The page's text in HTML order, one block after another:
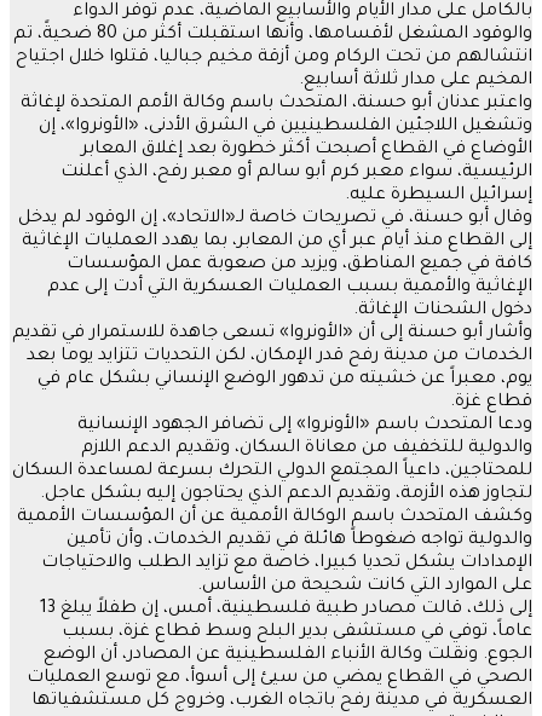
بالكامل على مدار الأيام والأسابيع الماضية، عدم توفر الدواء
والوقود المشغل لأقسامها، وأنها استقبلت أكثر من 80 ضحيةً، تم
انتشالهم من تحت الركام ومن أزقة مخيم جباليا، قتلوا خلال اجتياح
المخيم على مدار ثلاثة أسابيع.
واعتبر عدنان أبو حسنة، المتحدث باسم وكالة الأمم المتحدة لإغاثة
وتشغيل اللاجئين الفلسطينيين في الشرق الأدنى، «الأونروا»، إن
الأوضاع في القطاع أصبحت أكثر خطورة بعد إغلاق المعابر
الرئيسية، سواء معبر كرم أبو سالم أو معبر رفح، الذي أعلنت
إسرائيل السيطرة عليه.
وقال أبو حسنة، في تصريحات خاصة لـ«الاتحاد»، إن الوقود لم يدخل
إلى القطاع منذ أيام عبر أي من المعابر، بما يهدد العمليات الإغاثية
كافة في جميع المناطق، ويزيد من صعوبة عمل المؤسسات
الإغاثية والأممية بسبب العمليات العسكرية التي أدت إلى عدم
دخول الشحنات الإغاثة.
وأشار أبو حسنة إلى أن «الأونروا» تسعى جاهدة للاستمرار في تقديم
الخدمات من مدينة رفح قدر الإمكان، لكن التحديات تتزايد يوما بعد
يوم، معبراً عن خشيته من تدهور الوضع الإنساني بشكل عام في
قطاع غزة.
ودعا المتحدث باسم «الأونروا» إلى تضافر الجهود الإنسانية
والدولية للتخفيف من معاناة السكان، وتقديم الدعم اللازم
للمحتاجين، داعياً المجتمع الدولي التحرك بسرعة لمساعدة السكان
لتجاوز هذه الأزمة، وتقديم الدعم الذي يحتاجون إليه بشكل عاجل.
وكشف المتحدث باسم الوكالة الأممية عن أن المؤسسات الأممية
والدولية تواجه ضغوطاً هائلة في تقديم الخدمات، وأن تأمين
الإمدادات يشكل تحديا كبيرا، خاصة مع تزايد الطلب والاحتياجات
على الموارد التي كانت شحيحة من الأساس.
إلى ذلك، قالت مصادر طبية فلسطينية، أمس، إن طفلاً يبلغ 13
عاماً، توفي في مستشفى بدير البلح وسط قطاع غزة، بسبب
الجوع. ونقلت وكالة الأنباء الفلسطينية عن المصادر، أن الوضع
الصحي في القطاع يمضي من سيئ إلى أسوأ، مع توسع العمليات
العسكرية في مدينة رفح باتجاه الغرب، وخروج كل مستشفياتها